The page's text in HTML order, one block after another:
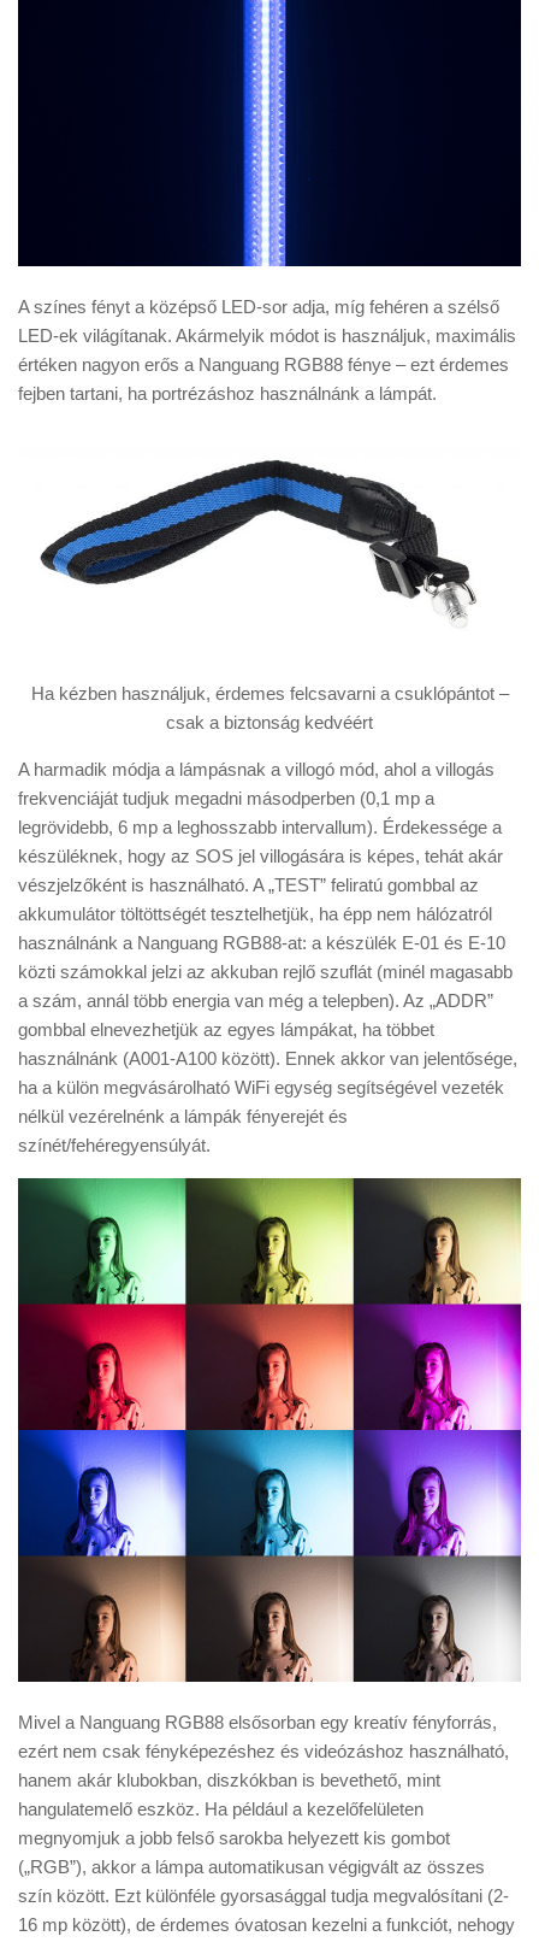
A színes fényt a középső LED-sor adja, míg fehéren a szélső
LED-ek világítanak. Akármelyik módot is használjuk, maximális
értéken nagyon erős a Nanguang RGB88 fénye – ezt érdemes
fejben tartani, ha portrézáshoz használnánk a lámpát.
Ha kézben használjuk, érdemes felcsavarni a csuklópántot –
csak a biztonság kedvéért
A harmadik módja a lámpásnak a villogó mód, ahol a villogás
frekvenciáját tudjuk megadni másodperben (0,1 mp a
legrövidebb, 6 mp a leghosszabb intervallum). Érdekessége a
készüléknek, hogy az SOS jel villogására is képes, tehát akár
vészjelzőként is használható. A „TEST” feliratú gombbal az
akkumulátor töltöttségét tesztelhetjük, ha épp nem hálózatról
használnánk a Nanguang RGB88-at: a készülék E-01 és E-10
közti számokkal jelzi az akkuban rejlő szuflát (minél magasabb
a szám, annál több energia van még a telepben). Az „ADDR”
gombbal elnevezhetjük az egyes lámpákat, ha többet
használnánk (A001-A100 között). Ennek akkor van jelentősége,
ha a külön megvásárolható WiFi egység segítségével vezeték
nélkül vezérelnénk a lámpák fényerejét és
színét/fehéregyensúlyát.
Mivel a Nanguang RGB88 elsősorban egy kreatív fényforrás,
ezért nem csak fényképezéshez és videózáshoz használható,
hanem akár klubokban, diszkókban is bevethető, mint
hangulatemelő eszköz. Ha például a kezelőfelületen
megnyomjuk a jobb felső sarokba helyezett kis gombot
(„RGB”), akkor a lámpa automatikusan végigvált az összes
szín között. Ezt különféle gyorsasággal tudja megvalósítani (2-
16 mp között), de érdemes óvatosan kezelni a funkciót, nehogy